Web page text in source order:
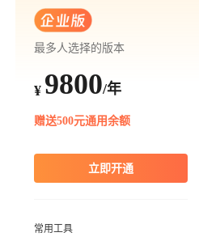
最多人选择的版本
¥ 9800/年
赠送500元通用余额
立即开通
常用工具